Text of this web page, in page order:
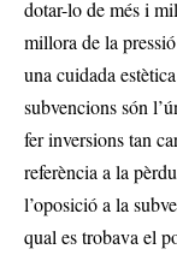
dotar-lo de més i
millora de la
una cuidada
subvencions són
fer inversions tan
referència a la
l’oposició a la
qual es trobava el